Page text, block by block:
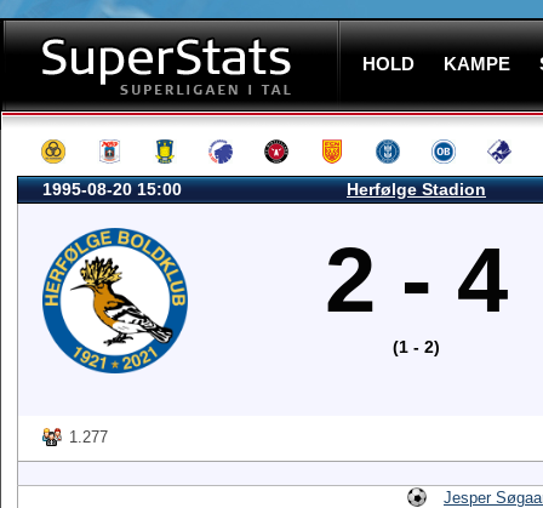
HOLD KAMPE
1995-08-20 15:00 Herfølge Stadion
2 - 4
(1 - 2)
1.277
Jesper